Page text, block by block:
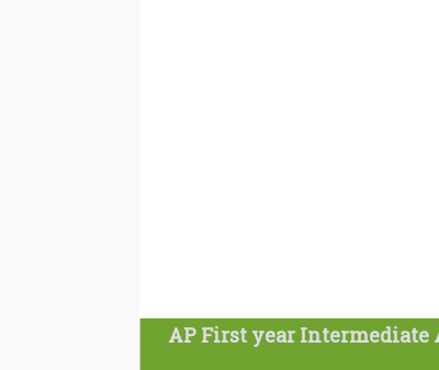
AP First year Intermediate